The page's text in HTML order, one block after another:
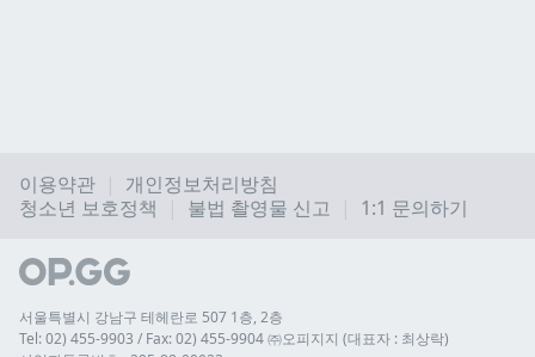
이용약관
개인정보처리방침
청소년 보호정책
불법 촬영물 신고 1:1 문의하기
서울특별시 강남구 테헤란로 507 1층, 2층
Tel: 02) 455-9903 / Fax: 02) 455-9904 ㈜오피지지 (대표자 : 최상락)